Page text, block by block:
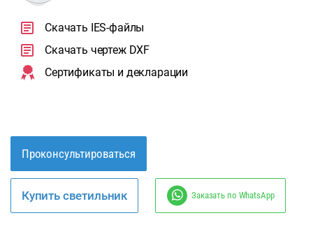
Скачать IES-файлы
Скачать чертеж DXF
Сертификаты и декларации
Проконсультироваться
Купить светильник Заказать по WhatsApp